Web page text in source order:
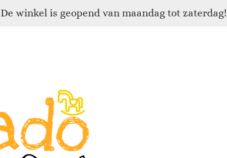
De winkel is geopend van maandag tot zaterdag!